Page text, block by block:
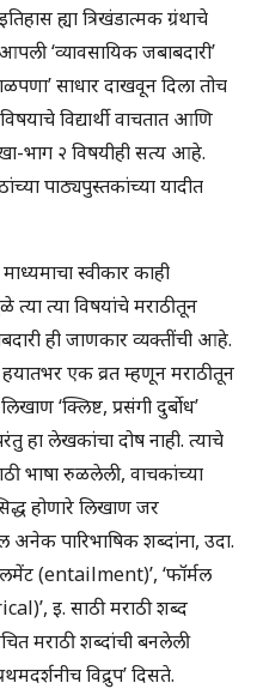
ह्या त्रिखंडात्मक ग्रंथाचे
‘व्यावसायिक जबाबदारी’
साधार दाखवून दिला तोच
विद्यार्थी वाचतात आणि
भाग २ विषयीही सत्य आहे.
पाठ्यपुस्तकांच्या यादीत
स्वीकार काही
त्या विषयांचे मराठीतून
ही जाणकार व्यक्तींची आहे.
हयातभर एक व्रत म्हणून मराठीतून
‘क्लिष्ट, प्रसंगी दुर्बोध’
लेखकांचा दोष नाही. त्याचे
भाषा रुळलेली, वाचकांच्या
होणारे लिखाण जर
अनेक पारिभाषिक शब्दांना, उदा.
(entailment)’, ‘फॉर्मल
इ. साठी मराठी शब्द
मराठी शब्दांची बनलेली
विद्रुप’ दिसते.